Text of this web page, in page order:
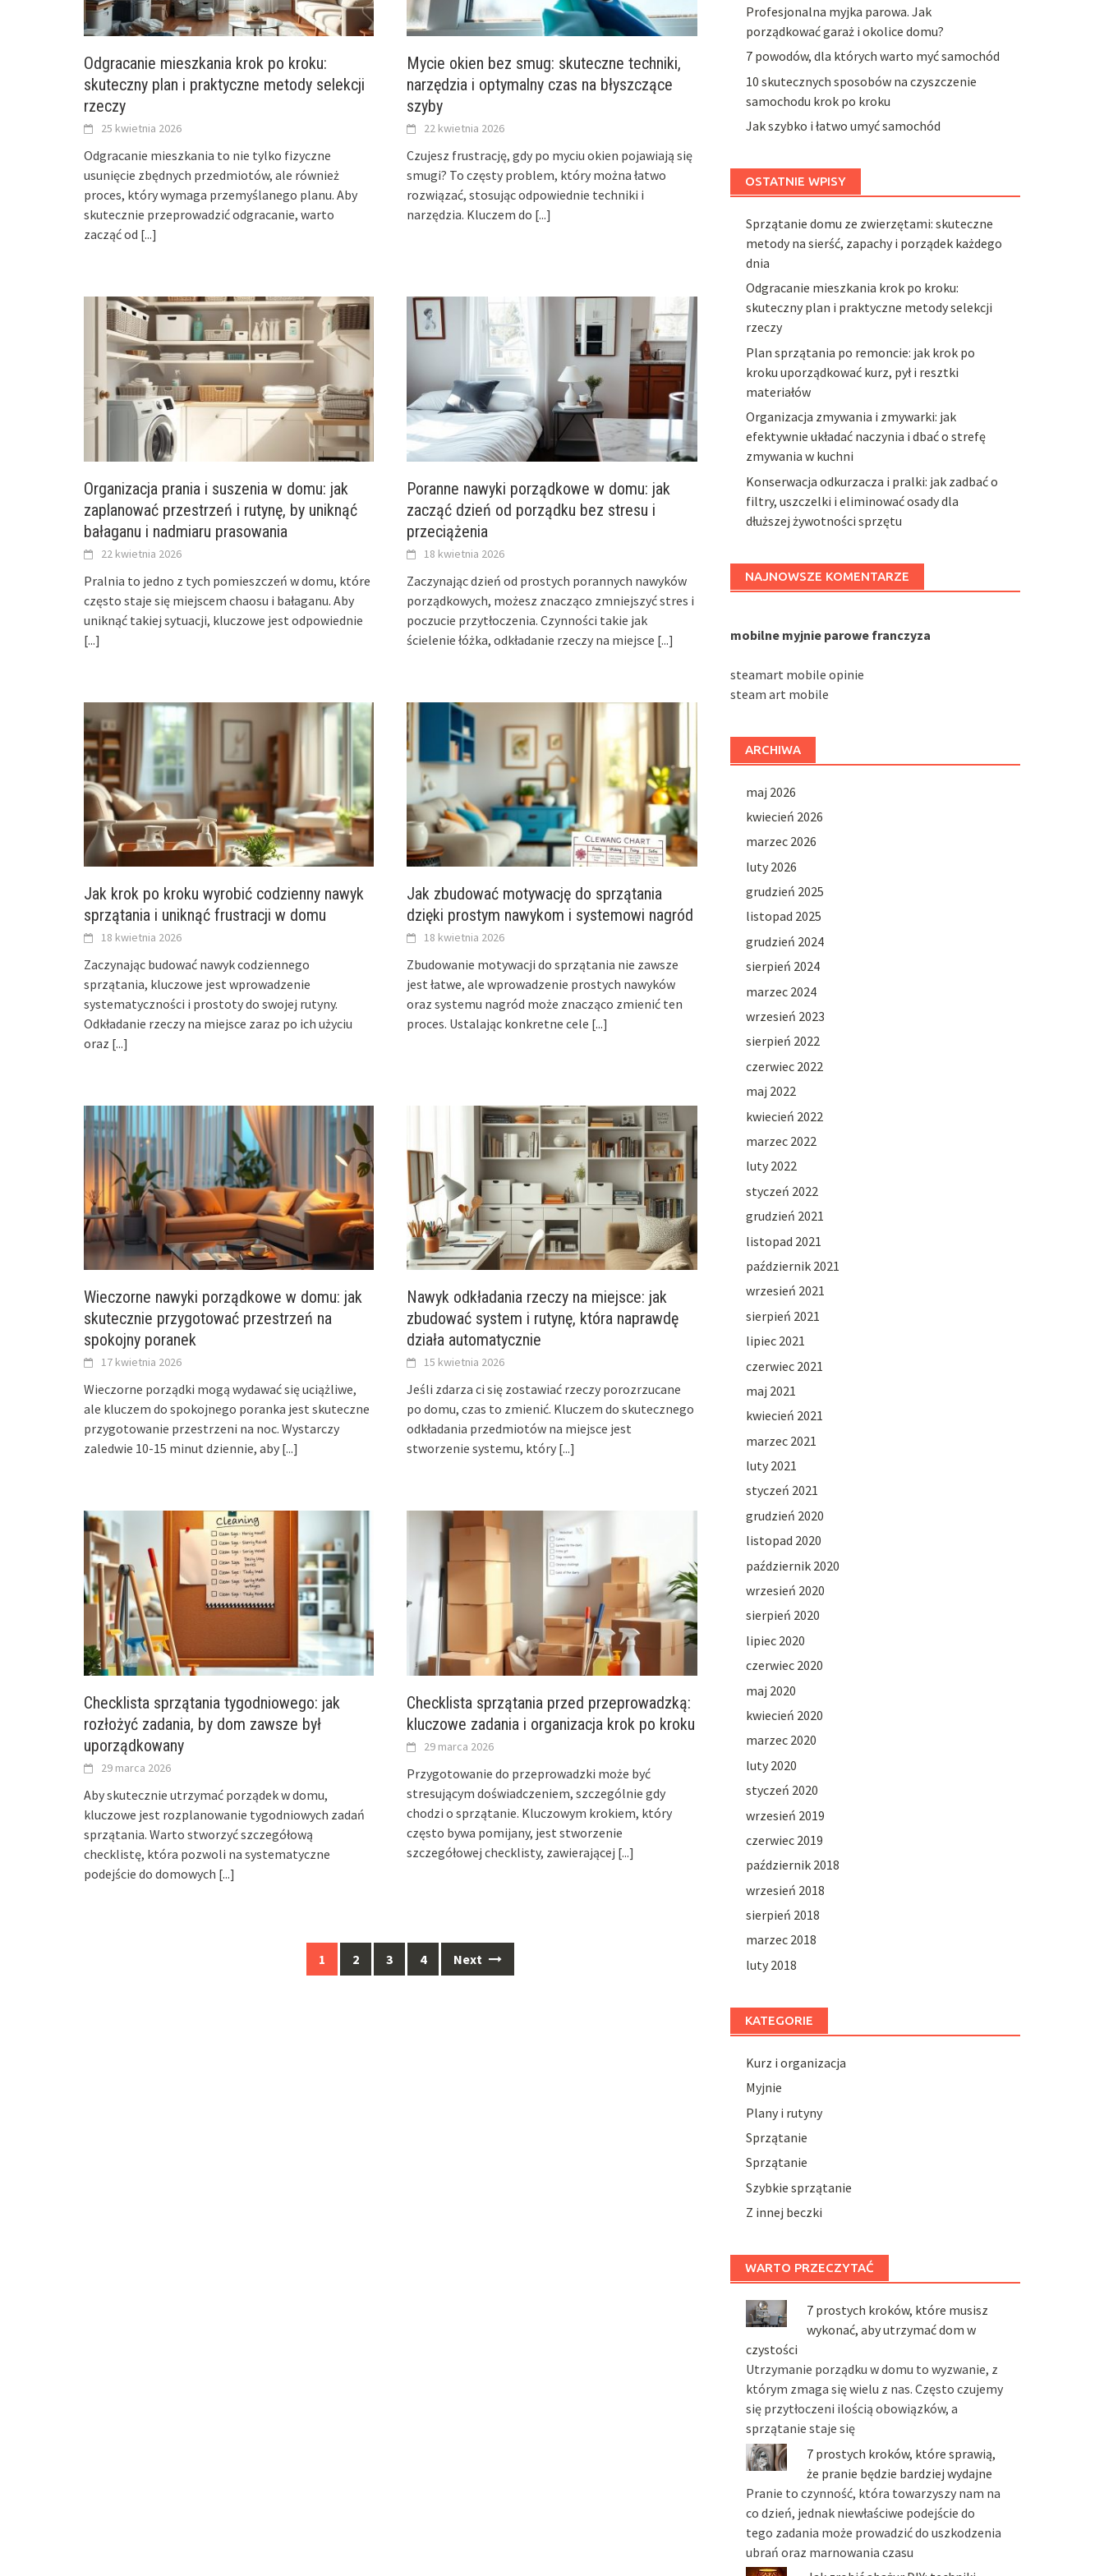
Odgracanie mieszkania krok po kroku:
skuteczny plan i praktyczne metody selekcji
rzeczy
25 kwietnia 2026
Odgracanie mieszkania to nie tylko fizyczne
usunięcie zbędnych przedmiotów, ale również
proces, który wymaga przemyślanego planu. Aby
skutecznie przeprowadzić odgracanie, warto
zacząć od [...]
Mycie okien bez smug: skuteczne techniki,
narzędzia i optymalny czas na błyszczące
szyby
22 kwietnia 2026
Czujesz frustrację, gdy po myciu okien pojawiają się
smugi? To częsty problem, który można łatwo
rozwiązać, stosując odpowiednie techniki i
narzędzia. Kluczem do [...]
Organizacja prania i suszenia w domu: jak
zaplanować przestrzeń i rutynę, by uniknąć
bałaganu i nadmiaru prasowania
22 kwietnia 2026
Pralnia to jedno z tych pomieszczeń w domu, które
często staje się miejscem chaosu i bałaganu. Aby
uniknąć takiej sytuacji, kluczowe jest odpowiednie
[...]
Poranne nawyki porządkowe w domu: jak
zacząć dzień od porządku bez stresu i
przeciążenia
18 kwietnia 2026
Zaczynając dzień od prostych porannych nawyków
porządkowych, możesz znacząco zmniejszyć stres i
poczucie przytłoczenia. Czynności takie jak
ścielenie łóżka, odkładanie rzeczy na miejsce [...]
Jak krok po kroku wyrobić codzienny nawyk
sprzątania i uniknąć frustracji w domu
18 kwietnia 2026
Zaczynając budować nawyk codziennego
sprzątania, kluczowe jest wprowadzenie
systematyczności i prostoty do swojej rutyny.
Odkładanie rzeczy na miejsce zaraz po ich użyciu
oraz [...]
Jak zbudować motywację do sprzątania
dzięki prostym nawykom i systemowi nagród
18 kwietnia 2026
Zbudowanie motywacji do sprzątania nie zawsze
jest łatwe, ale wprowadzenie prostych nawyków
oraz systemu nagród może znacząco zmienić ten
proces. Ustalając konkretne cele [...]
Wieczorne nawyki porządkowe w domu: jak
skutecznie przygotować przestrzeń na
spokojny poranek
17 kwietnia 2026
Wieczorne porządki mogą wydawać się uciążliwe,
ale kluczem do spokojnego poranka jest skuteczne
przygotowanie przestrzeni na noc. Wystarczy
zaledwie 10-15 minut dziennie, aby [...]
Nawyk odkładania rzeczy na miejsce: jak
zbudować system i rutynę, która naprawdę
działa automatycznie
15 kwietnia 2026
Jeśli zdarza ci się zostawiać rzeczy porozrzucane
po domu, czas to zmienić. Kluczem do skutecznego
odkładania przedmiotów na miejsce jest
stworzenie systemu, który [...]
Checklista sprzątania tygodniowego: jak
rozłożyć zadania, by dom zawsze był
uporządkowany
29 marca 2026
Aby skutecznie utrzymać porządek w domu,
kluczowe jest rozplanowanie tygodniowych zadań
sprzątania. Warto stworzyć szczegółową
checklistę, która pozwoli na systematyczne
podejście do domowych [...]
Checklista sprzątania przed przeprowadzką:
kluczowe zadania i organizacja krok po kroku
29 marca 2026
Przygotowanie do przeprowadzki może być
stresującym doświadczeniem, szczególnie gdy
chodzi o sprzątanie. Kluczowym krokiem, który
często bywa pomijany, jest stworzenie
szczegółowej checklisty, zawierającej [...]
1 2 3 4 Next
Profesjonalna myjka parowa. Jak
porządkować garaż i okolice domu?
7 powodów, dla których warto myć samochód
10 skutecznych sposobów na czyszczenie
samochodu krok po kroku
Jak szybko i łatwo umyć samochód
OSTATNIE WPISY
Sprzątanie domu ze zwierzętami: skuteczne
metody na sierść, zapachy i porządek każdego
dnia
Odgracanie mieszkania krok po kroku:
skuteczny plan i praktyczne metody selekcji
rzeczy
Plan sprzątania po remoncie: jak krok po
kroku uporządkować kurz, pył i resztki
materiałów
Organizacja zmywania i zmywarki: jak
efektywnie układać naczynia i dbać o strefę
zmywania w kuchni
Konserwacja odkurzacza i pralki: jak zadbać o
filtry, uszczelki i eliminować osady dla
dłuższej żywotności sprzętu
NAJNOWSZE KOMENTARZE
mobilne myjnie parowe franczyza
steamart mobile opinie
steam art mobile
ARCHIWA
maj 2026
kwiecień 2026
marzec 2026
luty 2026
grudzień 2025
listopad 2025
grudzień 2024
sierpień 2024
marzec 2024
wrzesień 2023
sierpień 2022
czerwiec 2022
maj 2022
kwiecień 2022
marzec 2022
luty 2022
styczeń 2022
grudzień 2021
listopad 2021
październik 2021
wrzesień 2021
sierpień 2021
lipiec 2021
czerwiec 2021
maj 2021
kwiecień 2021
marzec 2021
luty 2021
styczeń 2021
grudzień 2020
listopad 2020
październik 2020
wrzesień 2020
sierpień 2020
lipiec 2020
czerwiec 2020
maj 2020
kwiecień 2020
marzec 2020
luty 2020
styczeń 2020
wrzesień 2019
czerwiec 2019
październik 2018
wrzesień 2018
sierpień 2018
marzec 2018
luty 2018
KATEGORIE
Kurz i organizacja
Myjnie
Plany i rutyny
Sprzątanie
Sprzątanie
Szybkie sprzątanie
Z innej beczki
WARTO PRZECZYTAĆ
7 prostych kroków, które musisz
wykonać, aby utrzymać dom w
czystości
Utrzymanie porządku w domu to wyzwanie, z
którym zmaga się wielu z nas. Często czujemy
się przytłoczeni ilością obowiązków, a
sprzątanie staje się
7 prostych kroków, które sprawią,
że pranie będzie bardziej wydajne
Pranie to czynność, która towarzyszy nam na
co dzień, jednak niewłaściwe podejście do
tego zadania może prowadzić do uszkodzenia
ubrań oraz marnowania czasu